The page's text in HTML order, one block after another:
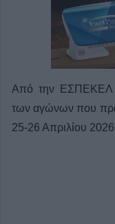
Από την ΕΣΠΕΚΕΛ
των αγώνων που
25-26 Απριλίου